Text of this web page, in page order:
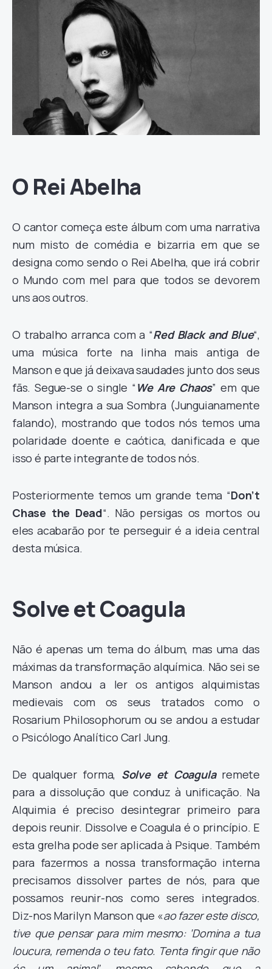
O Rei Abelha
O cantor começa este álbum com uma narrativa
num misto de comédia e bizarria em que se
designa como sendo o Rei Abelha, que irá cobrir
o Mundo com mel para que todos se devorem
uns aos outros.
O trabalho arranca com a “Red Black and Blue“,
uma música forte na linha mais antiga de
Manson e que já deixava saudades junto dos seus
fãs. Segue-se o single “ We Are Chaos” em que
Manson integra a sua Sombra (Junguianamente
falando), mostrando que todos nós temos uma
polaridade doente e caótica, danificada e que
isso é parte integrante de todos nós.
Posteriormente temos um grande tema “Don’t
Chase the Dead“. Não persigas os mortos ou
eles acabarão por te perseguir é a ideia central
desta música.
Solve et Coagula
Não é apenas um tema do álbum, mas uma das
máximas da transformação alquímica. Não sei se
Manson andou a ler os antigos alquimistas
medievais com os seus tratados como o
Rosarium Philosophorum ou se andou a estudar
o Psicólogo Analítico Carl Jung.
De qualquer forma, Solve et Coagularemete
para a dissolução que conduz à unificação. Na
Alquimia é preciso desintegrar primeiro para
depois reunir. Dissolve e Coagula é o princípio. E
esta grelha pode ser aplicada à Psique. Também
para fazermos a nossa transformação interna
precisamos dissolver partes de nós, para que
possamos reunir-nos como seres integrados.
Diz-nos Marilyn Manson que «ao fazer este disco,
tive que pensar para mim mesmo: ‘Domina a tua
loucura, remenda o teu fato. Tenta fingir que não